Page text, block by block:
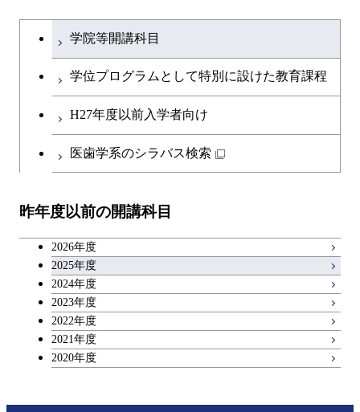
学士課程を切り替える
学院等開講科目
学位プログラムとして特別に設けた教育課程
H27年度以前入学者向け
医歯学系のシラバス検索
昨年度以前の開講科目
2026年度
2025年度
2024年度
2023年度
2022年度
2021年度
2020年度